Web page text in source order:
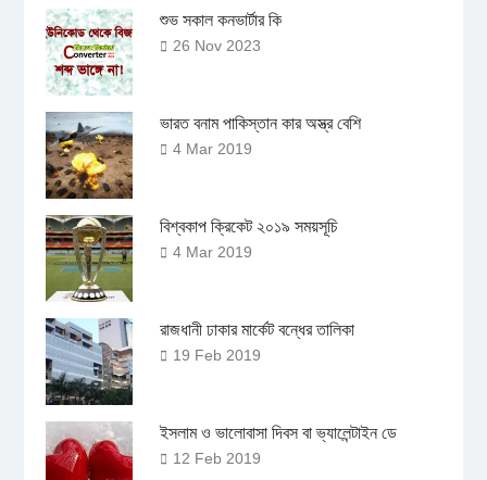
শুভ সকাল কনভার্টার কি
26 Nov 2023
ভারত বনাম পাকিস্তান কার অস্ত্র বেশি
4 Mar 2019
বিশ্বকাপ ক্রিকেট ২০১৯ সময়সূচি
4 Mar 2019
রাজধানী ঢাকার মার্কেট বন্ধের তালিকা
19 Feb 2019
ইসলাম ও ভালোবাসা দিবস বা ভ্যালেন্টাইন ডে
12 Feb 2019